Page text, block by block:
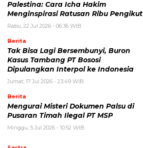
Palestina: Cara Icha Hakim
Menginspirasi Ratusan Ribu Pengikut
Rabu, 22 Jul 2026 - 06:36 WIB
Berita
Tak Bisa Lagi Bersembunyi, Buron
Kasus Tambang PT Bososi
Dipulangkan Interpol ke Indonesia
Jumat, 17 Jul 2026 - 23:49 WIB
Berita
Mengurai Misteri Dokumen Palsu di
Pusaran Timah Ilegal PT MSP
Minggu, 5 Jul 2026 - 10:52 WIB